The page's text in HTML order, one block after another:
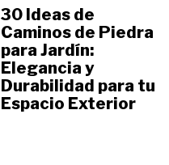
30 Ideas de
Caminos de Piedra
para Jardín:
Elegancia y
Durabilidad para tu
Espacio Exterior